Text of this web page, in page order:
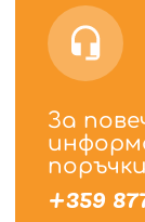
За
+359